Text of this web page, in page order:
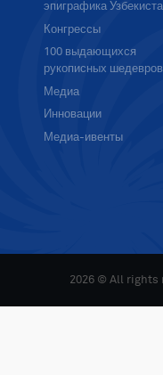
эпиграфика
Конгрессы
100 выдающихся
рукописных шедевров
Медиа
Инновации
Медиа-ивенты
2026 © All rights